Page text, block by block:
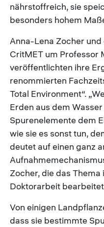
nährstoffreich, sie
besonders hohem
Anna-Lena Zocher
CritMET um Professor
veröffentlichten ihre
renommierten
Total Environment“.
Erden aus dem
Spurenelemente dem
wie sie es sonst tun,
deutet auf einen ganz
Zocher, die das Thema
Doktorarbeit
Von einigen
dass sie bestimmte